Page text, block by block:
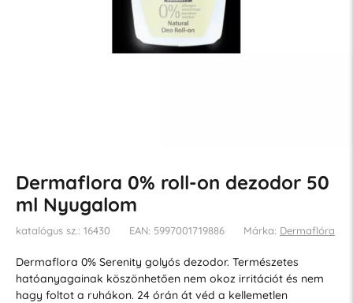
Dermaflora 0% roll-on dezodor 50
ml Nyugalom
katalógus sz.: 16430 EAN: 5997001719886 Márka: Dermaflóra
Dermaflora 0% Serenity golyós dezodor. Természetes
hatóanyagainak köszönhetően nem okoz irritációt és nem
hagy foltot a ruhákon. 24 órán át véd a kellemetlen